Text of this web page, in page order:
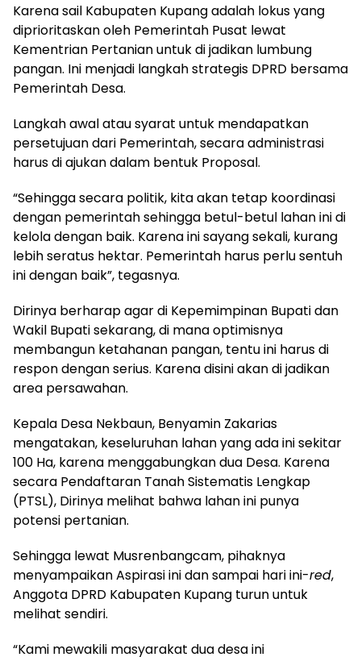
Karena sail Kabupaten Kupang adalah lokus yang
diprioritaskan oleh Pemerintah Pusat lewat
Kementrian Pertanian untuk di jadikan lumbung
pangan. Ini menjadi langkah strategis DPRD bersama
Pemerintah Desa.
Langkah awal atau syarat untuk mendapatkan
persetujuan dari Pemerintah, secara administrasi
harus di ajukan dalam bentuk Proposal.
“Sehingga secara politik, kita akan tetap koordinasi
dengan pemerintah sehingga betul-betul lahan ini di
kelola dengan baik. Karena ini sayang sekali, kurang
lebih seratus hektar. Pemerintah harus perlu sentuh
ini dengan baik”, tegasnya.
Dirinya berharap agar di Kepemimpinan Bupati dan
Wakil Bupati sekarang, di mana optimisnya
membangun ketahanan pangan, tentu ini harus di
respon dengan serius. Karena disini akan di jadikan
area persawahan.
Kepala Desa Nekbaun, Benyamin Zakarias
mengatakan, keseluruhan lahan yang ada ini sekitar
100 Ha, karena menggabungkan dua Desa. Karena
secara Pendaftaran Tanah Sistematis Lengkap
(PTSL), Dirinya melihat bahwa lahan ini punya
potensi pertanian.
Sehingga lewat Musrenbangcam, pihaknya
menyampaikan Aspirasi ini dan sampai hari ini-red,
Anggota DPRD Kabupaten Kupang turun untuk
melihat sendiri.
“Kami mewakili masyarakat dua desa ini